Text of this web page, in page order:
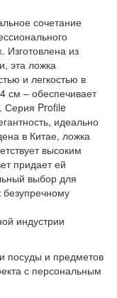
сочетание
Изготовлена из
эта ложка
и легкостью в
см – обеспечивает
Серия Profile
идеально
в Китае, ложка
высоким
придает ей
выбор для
индустрии
посуды и предметов
с персональным